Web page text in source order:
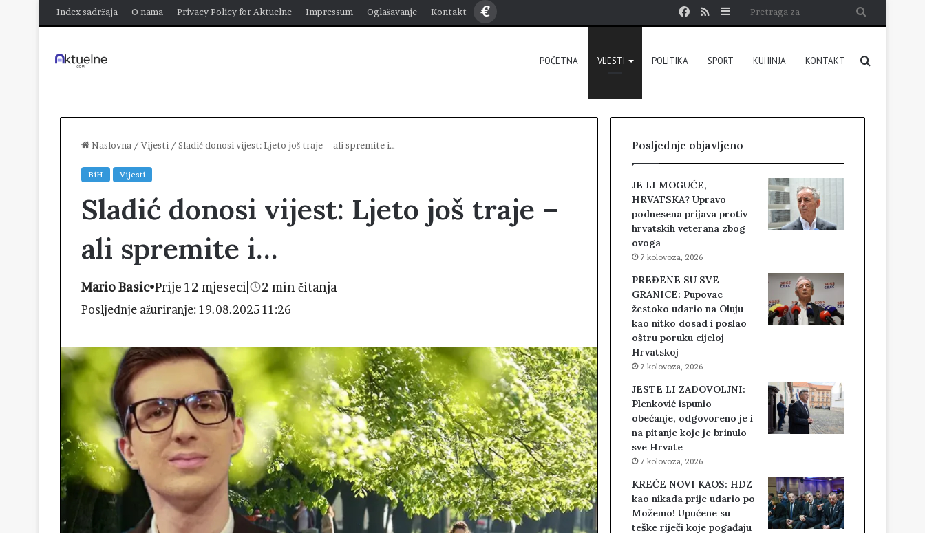
Index sadržaja O nama Privacy Policy for Aktuelne Impressum Oglašavanje Kontakt € Sidebar
RSS
Facebook
POČETNA VIJESTI POLITIKA SPORT KUHINJA KONTAKT Pretraga
Naslovna / Vijesti / Sladić donosi vijest: Ljeto još traje – ali spremite i…
BiH Vijesti
Sladić donosi vijest: Ljeto još traje –
ali spremite i…
Mario Basic•Prije 12 mjeseci 2 min čitanja
Posljednje ažuriranje: 19.08.2025 11:26
Posljednje objavljeno
JE LI MOGUĆE,
HRVATSKA? Upravo
podnesena prijava protiv
hrvatskih veterana zbog
ovoga
7 kolovoza, 2026
PREĐENE SU SVE
GRANICE: Pupovac
žestoko udario na Oluju
kao nitko dosad i poslao
oštru poruku cijeloj
Hrvatskoj
7 kolovoza, 2026
JESTE LI ZADOVOLJNI:
Plenković ispunio
obećanje, odgovoreno je i
na pitanje koje je brinulo
sve Hrvate
7 kolovoza, 2026
KREĆE NOVI KAOS: HDZ
kao nikada prije udario po
Možemo! Upućene su
teške riječi koje pogađaju